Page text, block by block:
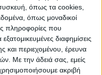
όπως τα cookies,
όπως μοναδικοί
πληροφορίες που
διαφημίσεις
και περιεχομένου, έρευνα
Με την άδειά σας, εμείς
ακριβή
από την περιοχή
από τους
του διέφυγαν στη
παράδοση έφτιαξαν